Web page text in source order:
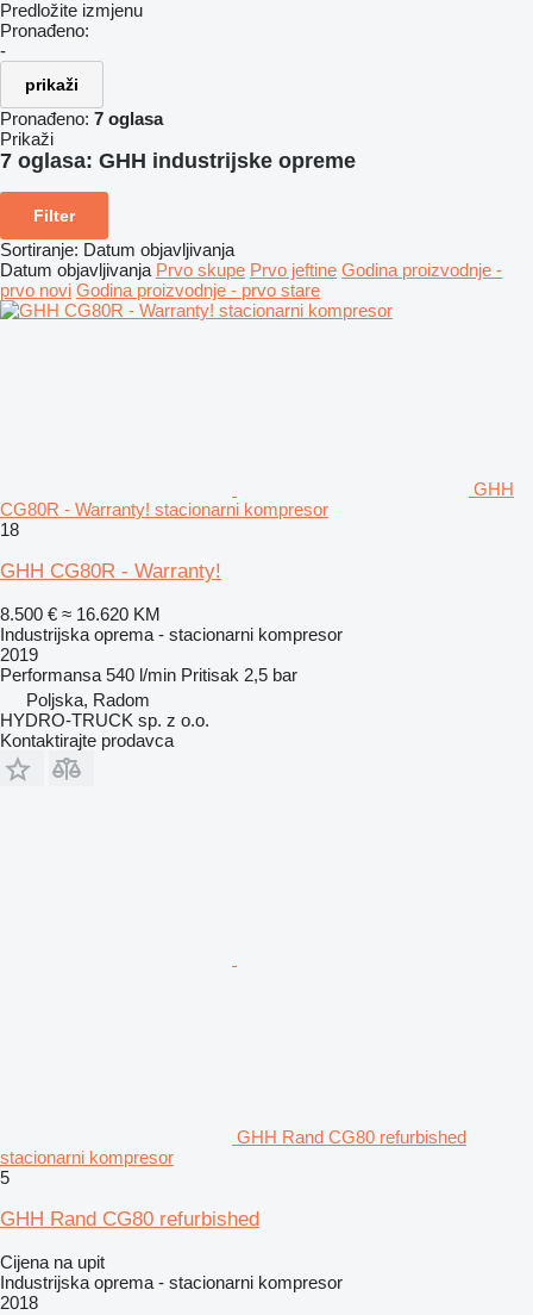
Predložite izmjenu
Pronađeno:
-
prikaži
Pronađeno: 7 oglasa
Prikaži
7 oglasa: GHH industrijske opreme
Filter
Sortiranje: Datum objavljivanja
Datum objavljivanja Prvo skupe Prvo jeftine Godina proizvodnje -
prvo novi Godina proizvodnje - prvo stare
GHH
CG80R - Warranty! stacionarni kompresor
18
GHH CG80R - Warranty!
8.500 € ≈ 16.620 KM
Industrijska oprema - stacionarni kompresor
2019
Performansa 540 l/min Pritisak 2,5 bar
Poljska, Radom
HYDRO-TRUCK sp. z o.o.
Kontaktirajte prodavca
GHH Rand CG80 refurbished
stacionarni kompresor
5
GHH Rand CG80 refurbished
Cijena na upit
Industrijska oprema - stacionarni kompresor
2018